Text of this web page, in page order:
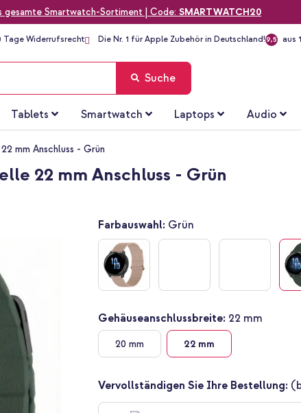
gesamte Smartwatch-Sortiment | Code: SMARTWATCH20
Tage Widerrufsrecht Die Nr. 1 für Apple Zubehör in Deutschland!9,5 aus
Suche
Tablets Smartwatch Laptops Audio
mm Anschluss - Grün
22 mm Anschluss - Grün
Farbauswahl: Grün
Gehäuseanschlussbreite: 22 mm
20 mm 22 mm
Vervollständigen Sie Ihre Bestellung: